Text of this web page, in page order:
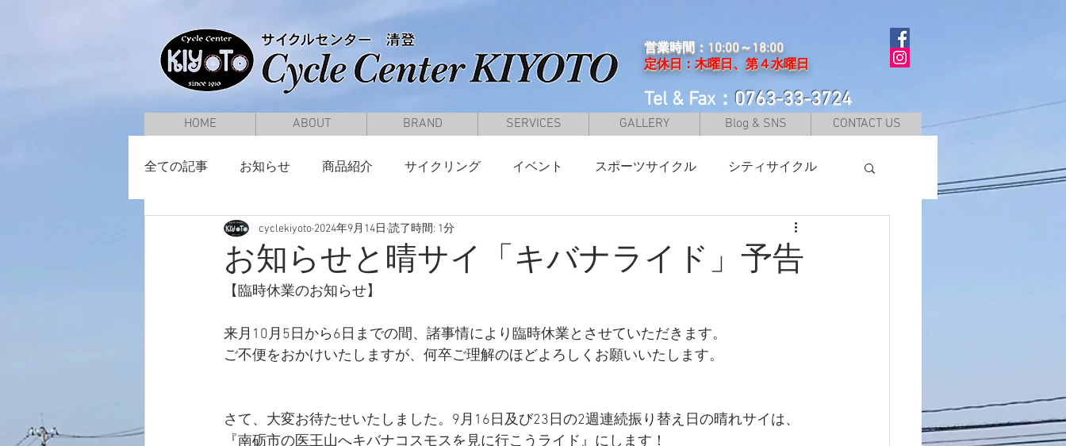
営業時間：10:00～18:00
定休日：木曜日、第４水曜日
Tel & Fax： 0763-33-3724
HOME ABOUT BRAND SERVICES GALLERY Blog & SNS CONTACT US
全ての記事 お知らせ 商品紹介 サイクリング イベント スポーツサイクル シティサイクル
通学用自転車 婦人車 子供車＆幼児車
お知らせと晴サイ「キバナライド」予告
cyclekiyoto 2024年9月14日 読了時間: 1分
【臨時休業のお知らせ】
来月10月5日から6日までの間、諸事情により臨時休業とさせていただきます。
ご不便をおかけいたしますが、何卒ご理解のほどよろしくお願いいたします。
さて、大変お待たせいたしました。9月16日及び23日の2週連続振り替え日の晴れサイは、
『南砺市の医王山へキバナコスモスを見に行こうライド』にします！